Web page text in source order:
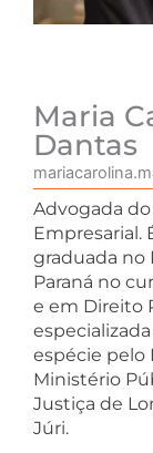
Maria
Dantas
Advogada
Empresarial.
graduada no
Paraná no
e em Direito
espécie pelo
Ministério
Justiça de
Júri.